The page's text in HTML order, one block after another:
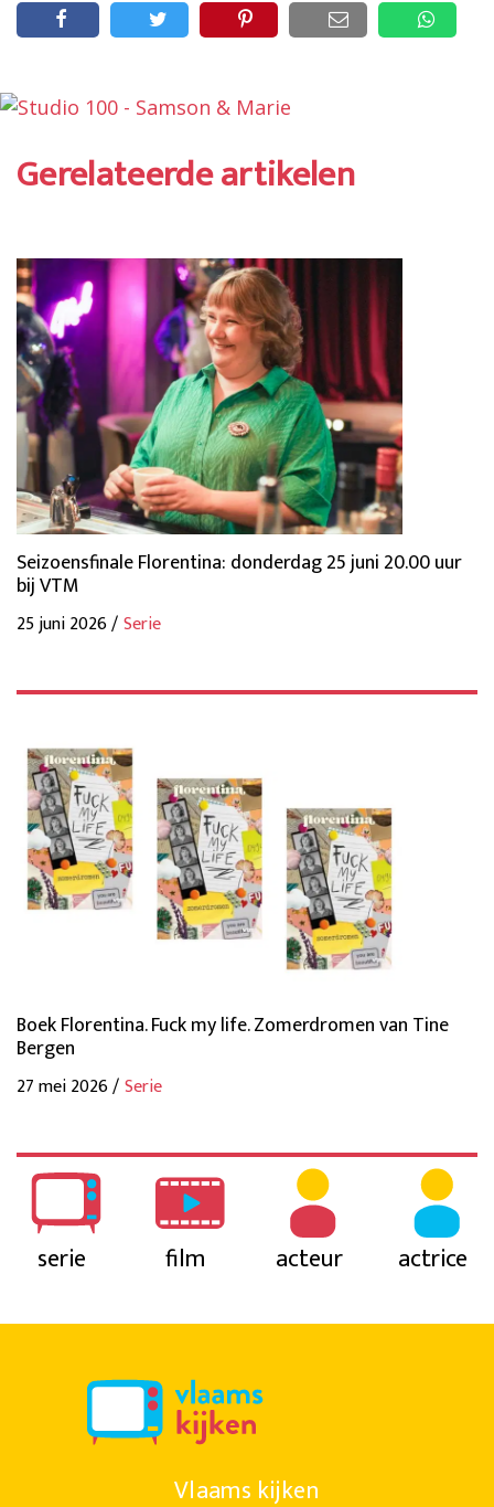
Gerelateerde artikelen
Seizoensfinale Florentina: donderdag 25 juni 20.00 uur
bij VTM
25 juni 2026 /Serie
Boek Florentina. Fuck my life. Zomerdromen van Tine
Bergen
27 mei 2026 /Serie
serie film acteur actrice
Vlaams kijken